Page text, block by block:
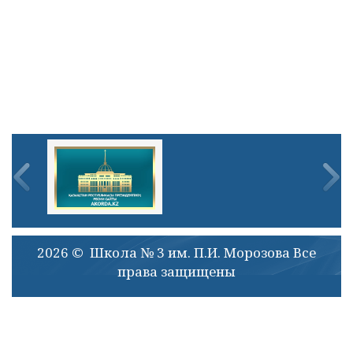
2026 © Школа № 3 им. П.И. Морозова Все
права защищены